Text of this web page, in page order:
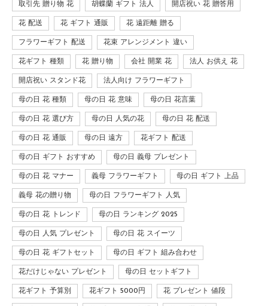
取引先 贈り物 花 胡蝶蘭 ギフト 法人 開店祝い 花 贈答用
花 配送 花 ギフト 通販 花 遠距離 贈る
フラワーギフト 配送 花束 アレンジメント 違い
花ギフト 種類 花 贈り物 会社 開業 花 法人 お供え 花
開店祝い スタンド花 法人向け フラワーギフト
母の日 花 種類 母の日 花 意味 母の日 花言葉
母の日 花 選び方 母の日 人気の花 母の日 花 配送
母の日 花 通販 母の日 遠方 花ギフト 配送
母の日 ギフト おすすめ 母の日 義母 プレゼント
母の日 花 マナー 義母 フラワーギフト 母の日 ギフト 上品
義母 花の贈り物 母の日 フラワーギフト 人気
母の日 花 トレンド 母の日 ランキング 2025
母の日 人気 プレゼント 母の日 花 スイーツ
母の日 花 ギフトセット 母の日 ギフト 組み合わせ
花だけじゃない プレゼント 母の日 セットギフト
花ギフト 予算別 花ギフト 5000円 花 プレゼント 値段